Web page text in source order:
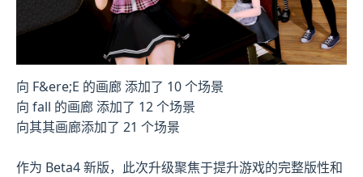
向 F&ere;E 的画廊 添加了 10 个场景
向 fall 的画廊 添加了 12 个场景
向其其画廊添加了 21 个场景
作为 Beta4 新版，此次升级聚焦于提升游戏的完整版性和